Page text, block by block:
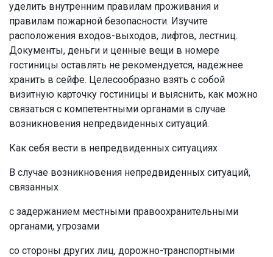
уделить внутренним правилам проживания и
правилам пожарной безопасности. Изучите
расположения входов-выходов, лифтов, лестниц.
Документы, деньги и ценные вещи в номере
гостиницы оставлять не рекомендуется, надежнее
хранить в сейфе. Целесообразно взять с собой
визитную карточку гостиницы и выяснить, как можно
связаться с компетентными органами в случае
возникновения непредвиденных ситуаций.
Как себя вести в непредвиденных ситуациях
В случае возникновения непредвиденных ситуаций,
связанных
с задержанием местными правоохранительными
органами, угрозами
со стороны других лиц, дорожно-транспортными